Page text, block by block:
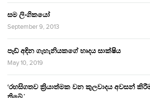
සම ලිංගිකයෝ
September 9, 2013
පෑඩ් අඳින ගැහැනියකගේ හෘදය සාක්ෂිය
May 10, 2019
‘රහසිගතව ක්‍රියාත්මක වන කුලවාදය අවසන්